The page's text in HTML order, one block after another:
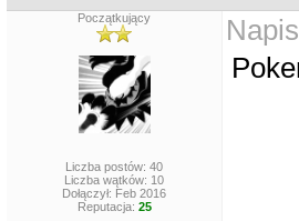
Początkujący
Liczba postów: 40
Liczba wątków: 10
Dołączył: Feb 2016
Reputacja: 25